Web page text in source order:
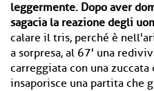
leggermente. Dopo aver
sagacia la reazione degli
calare il tris, perché è
a sorpresa, al 67' una
carreggiata con una zuccata
insaporisce una partita che